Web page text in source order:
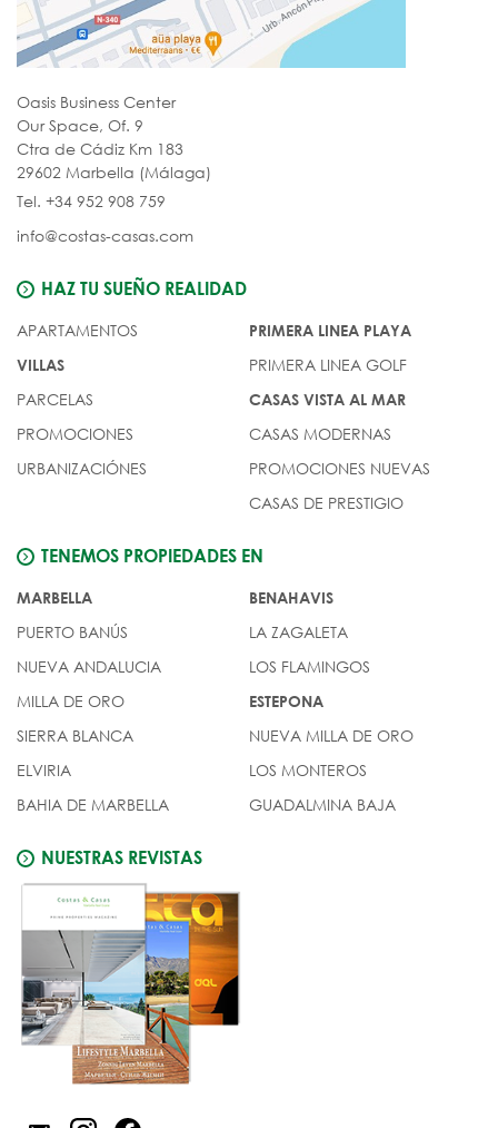
Oasis Business Center
Our Space, Of. 9
Ctra de Cádiz Km 183
29602 Marbella (Málaga)
Tel. +34 952 908 759
info@costas-casas.com
HAZ TU SUEÑO REALIDAD
APARTAMENTOS
VILLAS
PARCELAS
PROMOCIONES
URBANIZACIÓNES
PRIMERA LINEA PLAYA
PRIMERA LINEA GOLF
CASAS VISTA AL MAR
CASAS MODERNAS
PROMOCIONES NUEVAS
CASAS DE PRESTIGIO
TENEMOS PROPIEDADES EN
MARBELLA
PUERTO BANÚS
NUEVA ANDALUCIA
MILLA DE ORO
SIERRA BLANCA
ELVIRIA
BAHIA DE MARBELLA
BENAHAVIS
LA ZAGALETA
LOS FLAMINGOS
ESTEPONA
NUEVA MILLA DE ORO
LOS MONTEROS
GUADALMINA BAJA
NUESTRAS REVISTAS